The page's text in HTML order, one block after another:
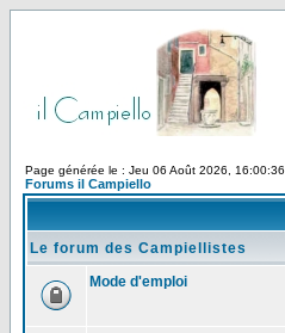
Page générée le : Jeu 06 Août 2026, 16:00:36
Forums il Campiello
Le forum des Campiellistes
Mode d'emploi